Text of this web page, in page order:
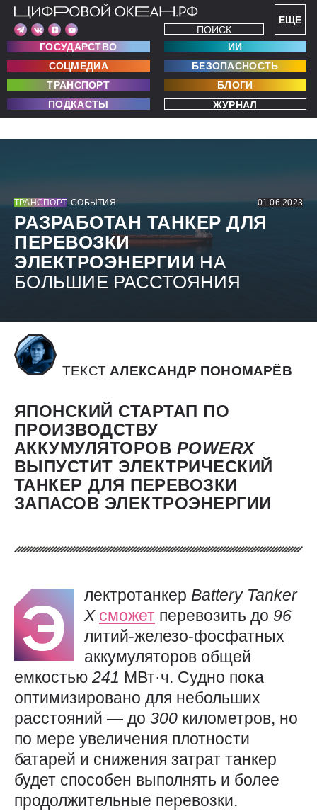
ЕЩЕ
ПОИСК
ГОСУДАРСТВО
ИИ
СОЦМЕДИА
БЕЗОПАСНОСТЬ
ТРАНСПОРТ
БЛОГИ
ПОДКАСТЫ
ЖУРНАЛ
ТРАНСПОРТ СОБЫТИЯ 01.06.2023
РАЗРАБОТАН ТАНКЕР ДЛЯ
ПЕРЕВОЗКИ
ЭЛЕКТРОЭНЕРГИИ НА
БОЛЬШИЕ РАССТОЯНИЯ
ТЕКСТ АЛЕКСАНДР ПОНОМАРЁВ
ЯПОНСКИЙ СТАРТАП ПО
ПРОИЗВОДСТВУ
АККУМУЛЯТОРОВ POWERX
ВЫПУСТИТ ЭЛЕКТРИЧЕСКИЙ
ТАНКЕР ДЛЯ ПЕРЕВОЗКИ
ЗАПАСОВ ЭЛЕКТРОЭНЕРГИИ
Э лектротанкер Battery Tanker
X сможет перевозить до 96
литий-железо-фосфатных
аккумуляторов общей
емкостью 241 МВт·ч. Судно пока
оптимизировано для небольших
расстояний — до 300 километров, но
по мере увеличения плотности
батарей и снижения затрат танкер
будет способен выполнять и более
продолжительные перевозки.